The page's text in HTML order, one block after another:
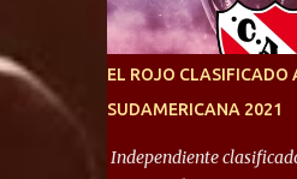
ello son protagonistas de
transitó por la primera
local durante muchos
EL ROJO CLASIFICADO
SUDAMERICANA 2021
Independiente